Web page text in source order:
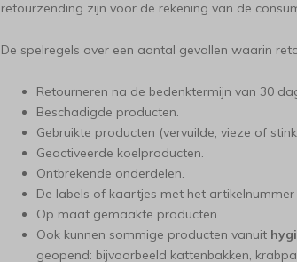
retourzending zijn voor de rekening van de
De spelregels over een aantal gevallen waarin
Retourneren na de bedenktermijn van 30
Beschadigde producten.
Gebruikte producten (vervuilde, vieze of
Geactiveerde koelproducten.
Ontbrekende onderdelen.
De labels of kaartjes met het
Op maat gemaakte producten.
Ook kunnen sommige producten vanuit
geopend: bijvoorbeeld kattenbakken,